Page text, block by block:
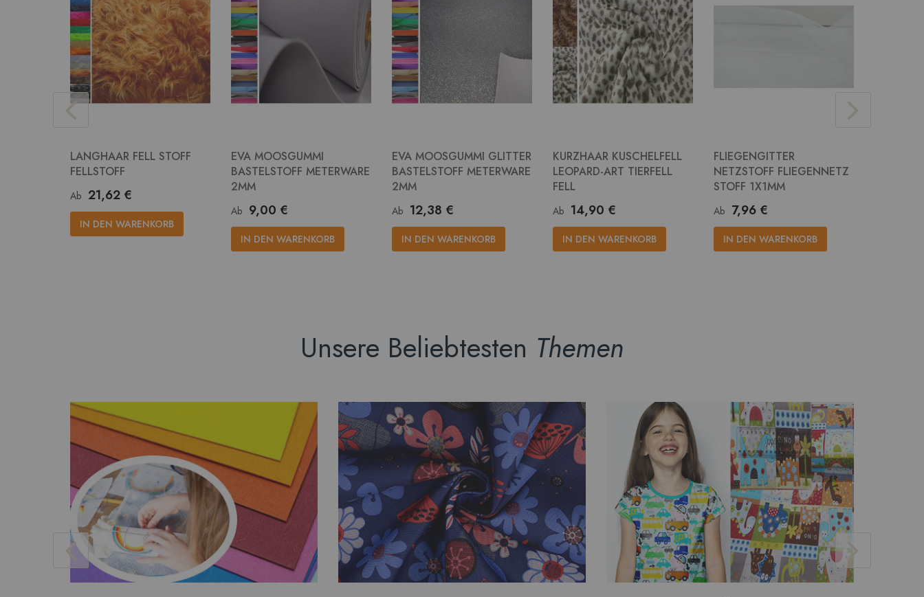
LANGHAAR FELL STOFF
FELLSTOFF
Ab 21,62 €
IN DEN WARENKORB
EVA MOOSGUMMI
BASTELSTOFF METERWARE
2MM
Ab 9,00 €
IN DEN WARENKORB
EVA MOOSGUMMI GLITTER
BASTELSTOFF METERWARE
2MM
Ab 12,38 €
IN DEN WARENKORB
KURZHAAR KUSCHELFELL
LEOPARD-ART TIERFELL
FELL
Ab 14,90 €
IN DEN WARENKORB
FLIEGENGITTER
NETZSTOFF FLIEGENNETZ
STOFF 1X1MM
Ab 7,96 €
IN DEN WARENKORB
Unsere Beliebtesten Themen